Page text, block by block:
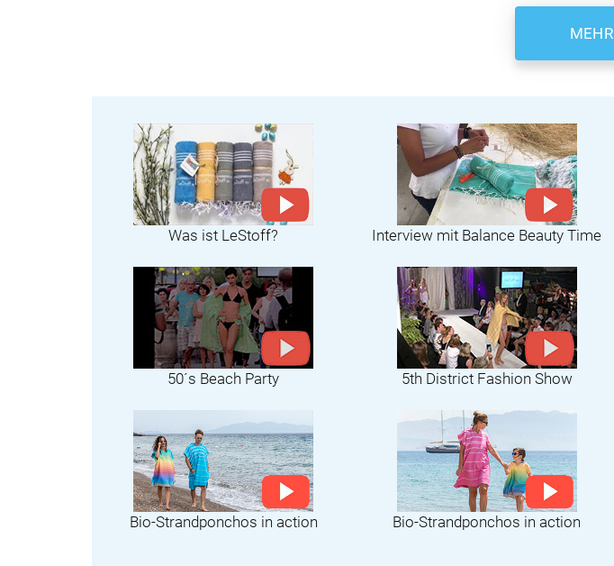
MEHR
Was ist LeStoff? Interview mit Balance Beauty Time
50´s Beach Party 5th District Fashion Show
Bio-Strandponchos in action Bio-Strandponchos in action